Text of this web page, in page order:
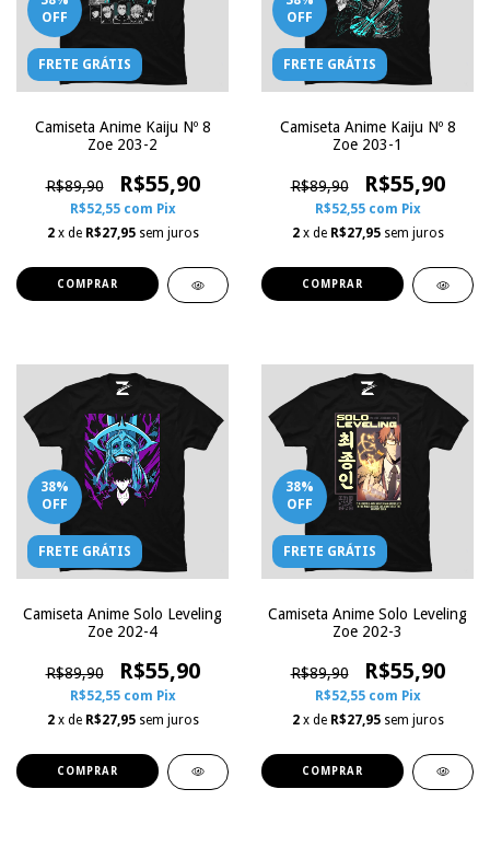
OFF
FRETE GRÁTIS
Camiseta Anime Kaiju Nº 8
Zoe 203-2
R$89,90 R$55,90
R$52,55 com Pix
2 x de R$27,95 sem juros
COMPRAR
OFF
FRETE GRÁTIS
Camiseta Anime Kaiju Nº 8
Zoe 203-1
R$89,90 R$55,90
R$52,55 com Pix
2 x de R$27,95 sem juros
COMPRAR
38%
OFF
FRETE GRÁTIS
Camiseta Anime Solo Leveling
Zoe 202-4
R$89,90 R$55,90
R$52,55 com Pix
2 x de R$27,95 sem juros
COMPRAR
38%
OFF
FRETE GRÁTIS
Camiseta Anime Solo Leveling
Zoe 202-3
R$89,90 R$55,90
R$52,55 com Pix
2 x de R$27,95 sem juros
COMPRAR